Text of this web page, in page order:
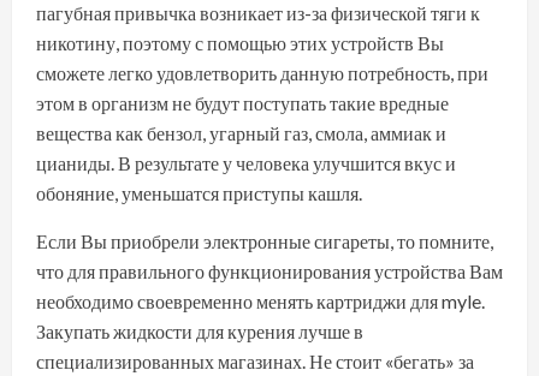
пагубная привычка возникает из-за физической тяги к
никотину, поэтому с помощью этих устройств Вы
сможете легко удовлетворить данную потребность, при
этом в организм не будут поступать такие вредные
вещества как бензол, угарный газ, смола, аммиак и
цианиды. В результате у человека улучшится вкус и
обоняние, уменьшатся приступы кашля.
Если Вы приобрели электронные сигареты, то помните,
что для правильного функционирования устройства Вам
необходимо своевременно менять картриджи для myle.
Закупать жидкости для курения лучше в
специализированных магазинах. Не стоит «бегать» за